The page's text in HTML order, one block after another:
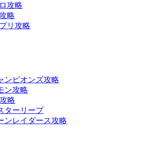
攻略
略
リ攻略
ンピオンズ攻略
ン攻略
略
ターリープ
ンレイダース攻略